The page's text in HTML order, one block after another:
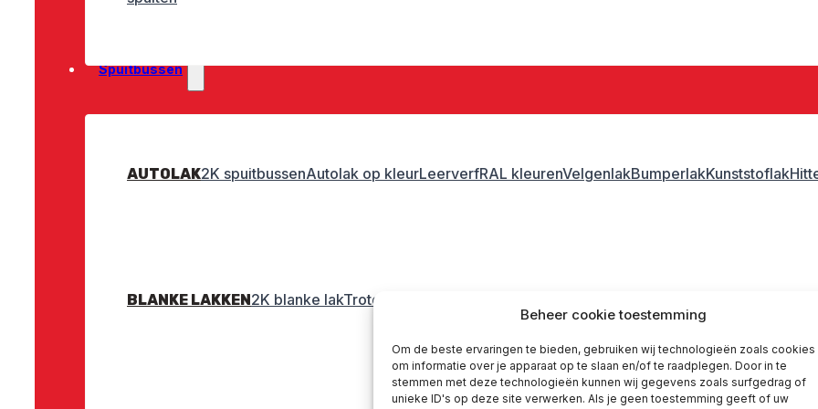
Beheer cookie toestemming
Om de beste ervaringen te bieden, gebruiken wij technologieën zoals cookies
om informatie over je apparaat op te slaan en/of te raadplegen. Door in te
stemmen met deze technologieën kunnen wij gegevens zoals surfgedrag of
unieke ID's op deze site verwerken. Als je geen toestemming geeft of uw
Spuitbussen
AUTOLAK2K spuitbussenAutolak op kleurLeerverfRAL kleurenVelgenlakBumperlakKunststoflak
BLANKE LAKKEN2K blanke lakTroton blank lak